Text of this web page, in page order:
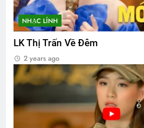
NHẠC LÍNH
LK Thị Trấn Về Đêm
2 years ago